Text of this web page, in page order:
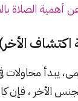
الصلاة
اكتشاف
يبدأ محاولات
الأخر ، فإن